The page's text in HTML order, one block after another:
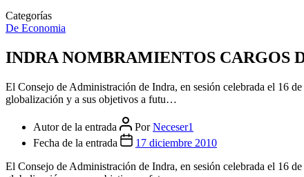
Categorías
De Economia
INDRA NOMBRAMIENTOS CARGOS
El Consejo de Administración de Indra, en sesión celebrada el 16
globalización y a sus objetivos a futu…
Autor de la entrada PorNeceser1
Fecha de la entrada
17 diciembre 2010
El Consejo de Administración de Indra, en sesión celebrada el 16